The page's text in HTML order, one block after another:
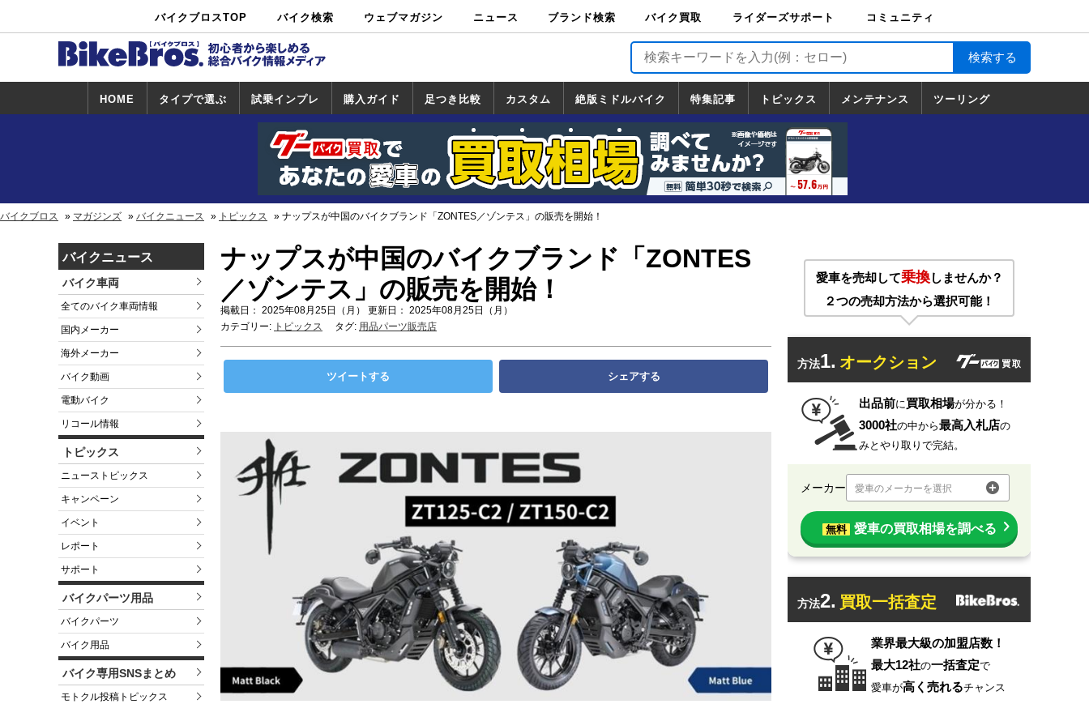
バイクブロスTOP バイク検索
中古バイ
ク・新車検
カタログ検
索
ショップ検
索
ウェブマガジン ニュース ブランド検索 バイク買取
バイク買取
ライダーズサポート
ライダーズサポート
TOP
バイク輸送
バイクガレージライ
フ
バイク車両保険
ロードサービス
バイク試乗
コミュニティ
HOME タイプで選ぶ 試乗インプレ
試乗インプレ
一覧
ホンダ
ヤマハ
スズキ
カワサキ
ハーレー
BMW
トライアンフ
ドゥカティ
購入ガイド
一覧
足つき比較 カスタム
カスタム
一覧
ホンダ
ヤマハ
スズキ
カワサキ
絶版ミドルバイク
絶版ミドルバイク
一覧
ホンダ
ヤマハ
スズキ
カワサキ
特集記事 トピックス
トピックス
一覧
ホンダ
ヤマハ
スズキ
カワサキ
ハーレーダ
ビッドソン
BMW
ドゥカティ
トライアン
フ
メンテナンス ツーリング
道の駅調査隊
ツーリング情報局
日本の道50選
国道めぐり
林道ツーリング
バイクブロス マガジンズ バイクニュース トピックス ナップスが中国のバイクブランド「ZONTES／ゾンテス」の販売を開始！
バイクニュース
バイク車両
全てのバイク車両情報
国内メーカー
海外メーカー
バイク動画
電動バイク
リコール情報
トピックス
ニューストピックス
キャンペーン
イベント
レポート
サポート
バイクパーツ用品
バイクパーツ
バイク用品
バイク専用SNSまとめ
モトクル投稿トピックス
ナップスが中国のバイクブランド「ZONTES
／ゾンテス」の販売を開始！
掲載日： 2025年08月25日（月） 更新日： 2025年08月25日（月）
カテゴリー: トピックス タグ: 用品パーツ販売店
ツイートする シェアする
愛車を売却して乗換しませんか？
２つの売却方法から選択可能！
方法1. オークション
出品前に買取相場が分かる！
3000社の中から最高入札店の
みとやり取りで完結。
メーカー 愛車のメーカーを選択
無料 愛車の買取相場を調べる
方法2. 買取一括査定
業界最大級の加盟店数！
最大12社の一括査定で
愛車が高く売れるチャンス